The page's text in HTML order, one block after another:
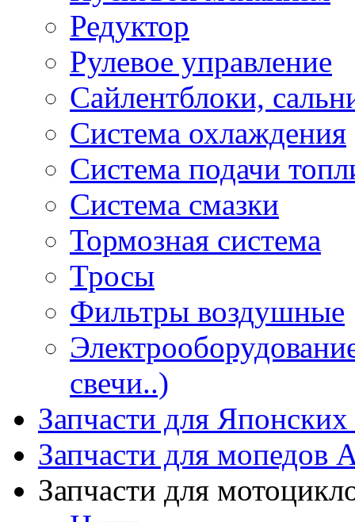
Редуктор
Рулевое управление
Сайлентблоки,
Система охлаждения
Система подачи
Система смазки
Тормозная система
Тросы
Фильтры воздушные
свечи..)
Запчасти для Японских
Запчасти для мопедов
Запчасти для